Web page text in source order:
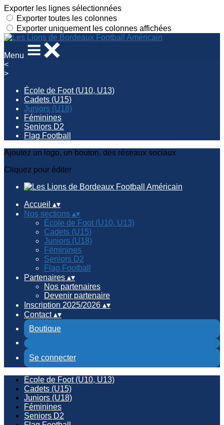
Exporter les lignes sélectionnées
Exporter toutes les colonnes
Exporter uniquement les colonnes affichées
Menu
<
>
École de Foot (U10, U13)
Cadets (U15)
Juniors (U18)
Féminines
Seniors D2
Flag Football
Ajoutez un logo, un bouton, des réseaux sociaux
Cliquez pour éditer
Accueil ▴▾
Nos sections ▴▾
École de Foot (U10, U13)
Cadets (U15)
Juniors (U18)
Féminines
Seniors D2
Flag Football
Partenaires ▴▾
Nos partenaires
Devenir partenaire
Inscription 2025/2026 ▴▾
Contact▴▾
Boutique
Se connecter
École de Foot (U10, U13)
Cadets (U15)
Juniors (U18)
Féminines
Seniors D2